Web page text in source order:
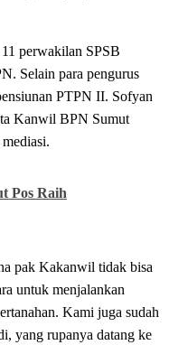
perwakilan SPSB
Selain para pengurus
PTPN II. Sofyan
Kanwil BPN Sumut
Pos Raih
pak Kakanwil tidak bisa
untuk menjalankan
Kami juga sudah
yang rupanya datang ke